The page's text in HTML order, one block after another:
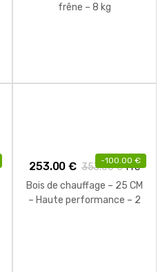
frêne – 8 kg
-100.00 €
253.00€ 353.00€ TTC
Bois de chauffage – 25 CM
– Haute performance – 2